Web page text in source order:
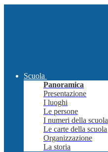
Scuola
Panoramica
Presentazione
I luoghi
Le persone
I numeri della scuola
Le carte della scuola
Organizzazione
La storia